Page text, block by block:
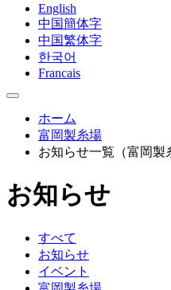
English
中国簡体字
中国繁体字
한국어
Francais
ホーム
富岡製糸場
お知らせ一覧（富岡製
お知らせ
すべて
お知らせ
イベント